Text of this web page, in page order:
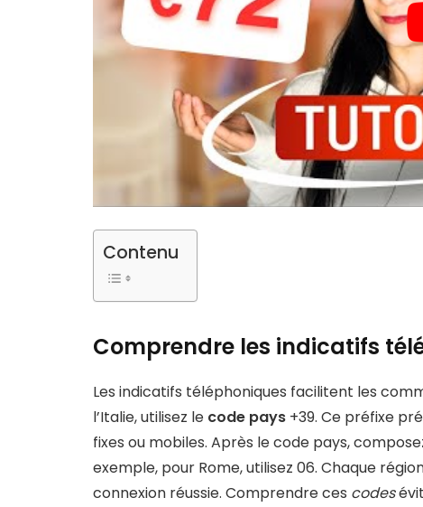
Contenu
Comprendre les indicatifs
Les indicatifs téléphoniques facilitent les
l’Italie, utilisez le code pays +39. Ce préfixe
fixes ou mobiles. Après le code pays,
exemple, pour Rome, utilisez 06. Chaque
connexion réussie. Comprendre ces codes